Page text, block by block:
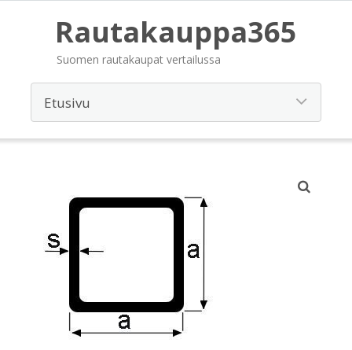
Rautakauppa365
Suomen rautakaupat vertailussa